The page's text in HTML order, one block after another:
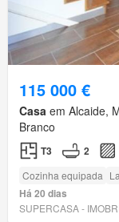
115 000 €
Casa em Alcaide,
Branco
T3 2
Cozinha equipada
Há 20 dias
SUPERCASA -